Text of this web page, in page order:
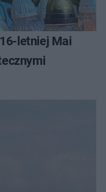
letniej Mai